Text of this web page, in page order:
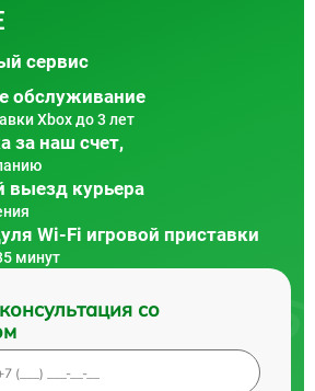
сервис
обслуживание
Xbox до 3 лет
за наш счет,
выезд курьера
Wi-Fi игровой приставки
минут
со